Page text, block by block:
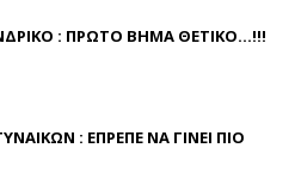
: ΠΡΩΤΟ ΒΗΜΑ ΘΕΤΙΚΟ...!!!
: ΕΠΡΕΠΕ ΝΑ ΓΙΝΕΙ ΠΙΟ